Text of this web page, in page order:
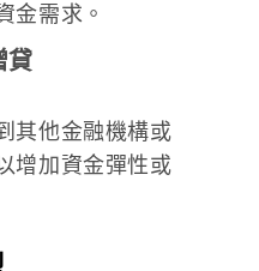
金需求。
貸
其他金融機構或
增加資金彈性或